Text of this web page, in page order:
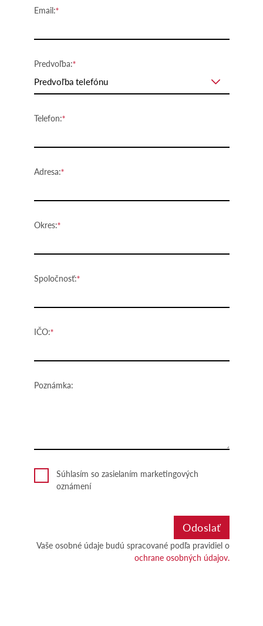
Email:
Predvoľba:
Predvoľba telefónu
Telefon:
Adresa:
Okres:
Spoločnosť:
IČO:
Poznámka:
Súhlasím so zasielaním marketingových
oznámení
Vaše osobné údaje budú spracované podľa pravidiel o
ochrane osobných údajov.